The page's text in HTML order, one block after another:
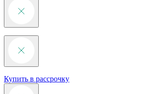
Купить в рассрочку